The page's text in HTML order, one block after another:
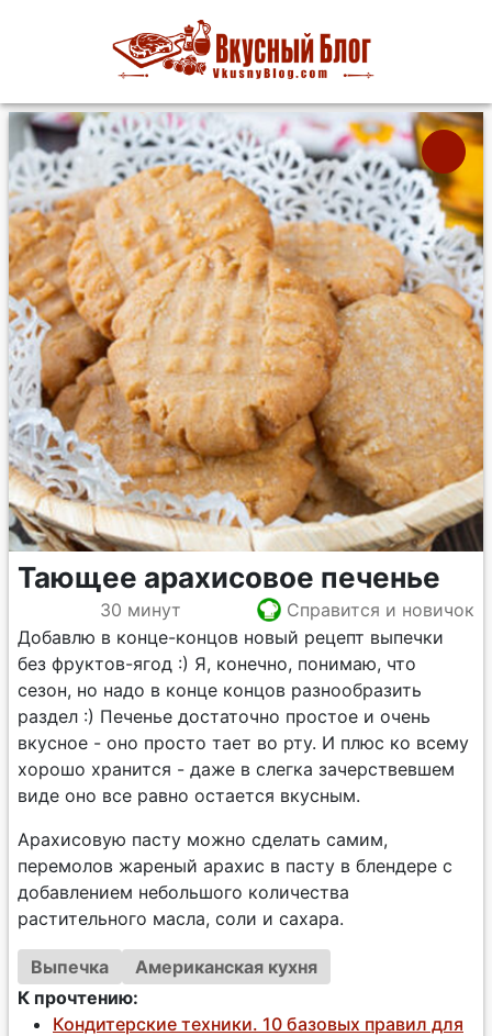
Тающее арахисовое печенье
30 минут
Справится и новичок
Добавлю в конце-концов новый рецепт выпечки
без фруктов-ягод :) Я, конечно, понимаю, что
сезон, но надо в конце концов разнообразить
раздел :) Печенье достаточно простое и очень
вкусное - оно просто тает во рту. И плюс ко всему
хорошо хранится - даже в слегка зачерствевшем
виде оно все равно остается вкусным.
Арахисовую пасту можно сделать самим,
перемолов жареный арахис в пасту в блендере с
добавлением небольшого количества
растительного масла, соли и сахара.
Выпечка
Американская кухня
К прочтению:
Кондитерские техники. 10 базовых правил для